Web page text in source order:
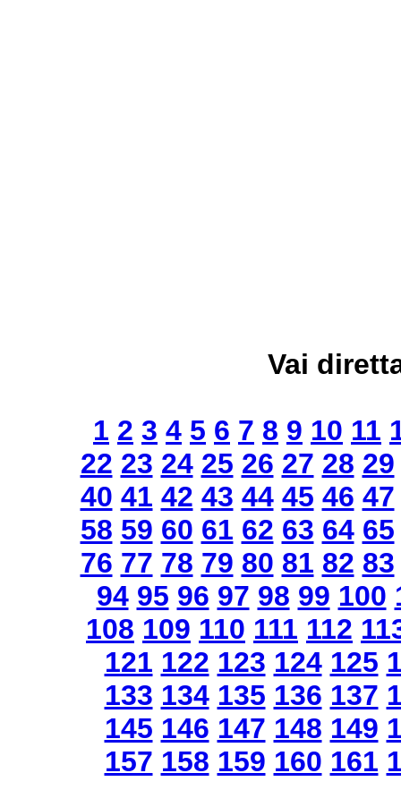
Vai
1 2 3 4 5 6 7 8 9 10 11
22 23 24 25 26 27 28 29
40 41 42 43 44 45 46 47
58 59 60 61 62 63 64 65
76 77 78 79 80 81 82 83
94 95 96 97 98 99 100
108 109 110 111 112
121 122 123 124 125
133 134 135 136 137
145 146 147 148 149
157 158 159 160 161